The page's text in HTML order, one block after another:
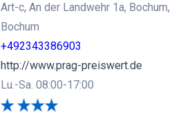
Art-c, An der Landwehr 1a, Bochum,
Bochum
+492343386903
http://www.prag-preiswert.de
Lu.-Sa. 08:00-17:00